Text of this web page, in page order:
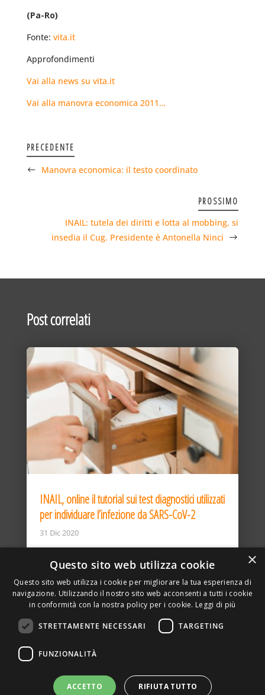
(Pa-Ro)
Fonte: vita.it
Approfondimenti
Vai alla news su vita.it
Vai alla manovra economica 2011…
PRECEDENTE
Manovra economica: il testo coordinato
PROSSIMO
INAIL: tutela dei diritti e lotta al mobbing, si
insedia il Cug. Presidente è Antonella Ninci
Post correlati
INAIL, online il tutorial sui test diagnostici utilizzati
per individuare l’infezione da SARS-CoV-2
31 Dic 2020
DELLA TORRE, 15 – 20127 – MILANO – P. IVA
SITO REALIZZATO DA GRAFICAEFOTO WEB AGENCY –
×
Questo sito web utilizza cookie
Questo sito web utilizza i cookie per migliorare la tua esperienza di
navigazione. Utilizzando il nostro sito web acconsenti a tutti i cookie
in conformità con la nostra policy per i cookie. Leggi di più
STRETTAMENTE NECESSARI TARGETING
FUNZIONALITÀ
ACCETTO RIFIUTA TUTTO